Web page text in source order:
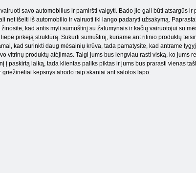
savo automobilius ir pamiršti valgyti. Bado jie gali būti atsargūs
net išeiti iš automobilio ir vairuoti iki lango padaryti užsakymą.
kad antis myli sumuštinį su žalumynais ir kačių vairuotojui su
pirkėją struktūrą. Sukurti sumuštinį, kuriame ant ritinio produktų
kad surinkti daug mėsainių krūva, tada pamatysite, kad antrame
vitrinų produktų atėjimas. Taigi jums bus lengviau rasti viską, ko jums
į paskirtą laiką, tada klientas paliks piktas ir jums bus prarasti vienas
kepsnys atrodo taip skaniai ant salotos lapo.